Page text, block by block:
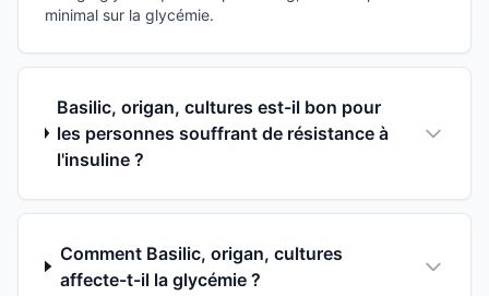
minimal sur la glycémie.
Basilic, origan, cultures est-il bon pour
les personnes souffrant de résistance à
l'insuline ?
Comment Basilic, origan, cultures
affecte-t-il la glycémie ?